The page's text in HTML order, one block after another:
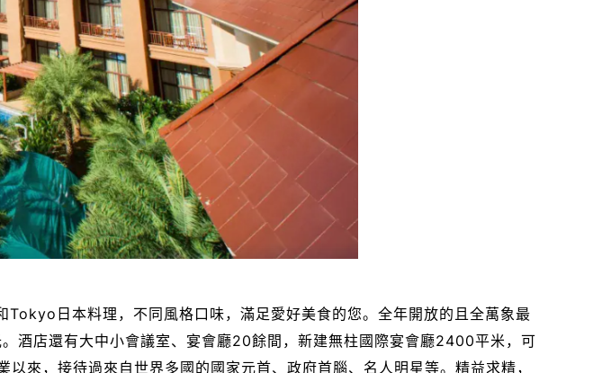
日本料理，不同風格口味，滿足愛好美食的您。全年開放的且全萬象最
酒店還有大中小會議室、宴會廳20餘間，新建無柱國際宴會廳2400平米，可
來，接待過來自世界多國的國家元首、政府首腦、名人明星等。精益求精，